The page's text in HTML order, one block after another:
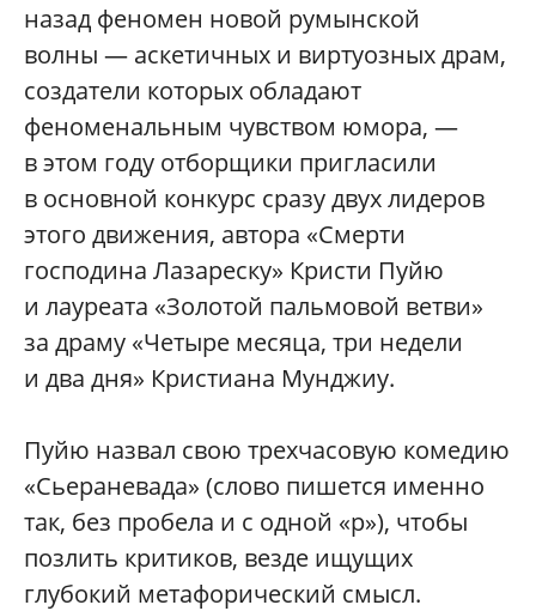
назад феномен новой румынской
волны — аскетичных и виртуозных драм,
создатели которых обладают
феноменальным чувством юмора, —
в этом году отборщики пригласили
в основной конкурс сразу двух лидеров
этого движения, автора «Смерти
господина Лазареску» Кристи Пуйю
и лауреата «Золотой пальмовой ветви»
за драму «Четыре месяца, три недели
и два дня» Кристиана Мунджиу.
Пуйю назвал свою трехчасовую комедию
«Сьераневада» (слово пишется именно
так, без пробела и с одной «р»), чтобы
позлить критиков, везде ищущих
глубокий метафорический смысл.